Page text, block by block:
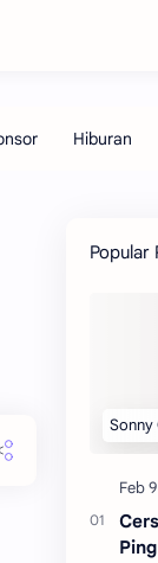
Popular